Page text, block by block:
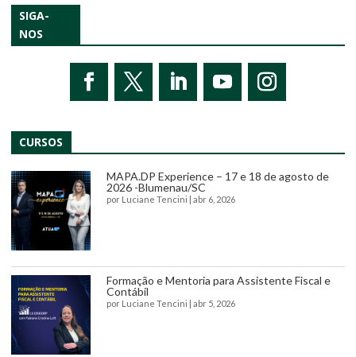
SIGA-
NOS
CURSOS
MAPA.DP Experience – 17 e 18 de agosto de
2026 -Blumenau/SC
por Luciane Tencini abr 6, 2026
Formação e Mentoria para Assistente Fiscal e
Contábil
por Luciane Tencini abr 5, 2026